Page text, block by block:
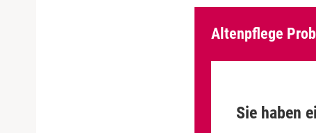
Altenpflege
Sie haben